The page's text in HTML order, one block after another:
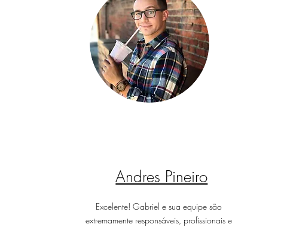
Andres Pineiro
Excelente! Gabriel e sua equipe são
extremamente responsáveis, profissionais e